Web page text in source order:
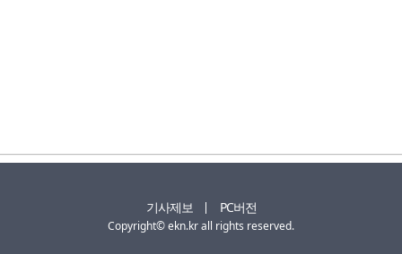
기사제보 PC버전
Copyright© ekn.kr all rights reserved.